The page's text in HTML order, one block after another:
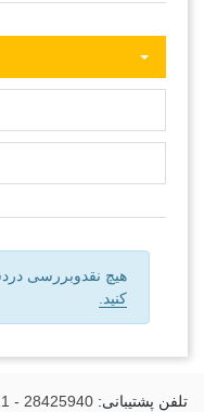
هیچ نقدوبررسی
کنید.
تلفن پشتیبانی: 28425940 - 021